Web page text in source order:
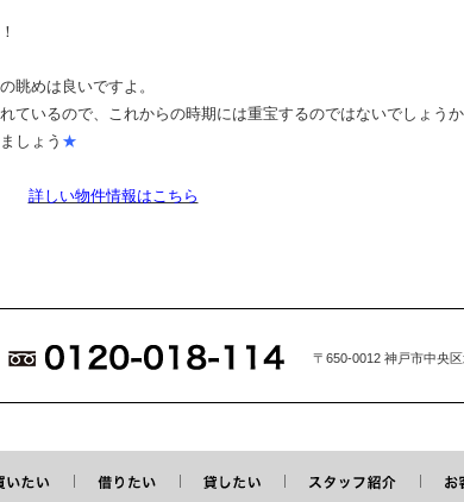
眺めは良いですよ。
ているので、これからの時期には重宝するのではないでしょうか
しょう ★
詳しい物件情報はこちら
〒650-0012 神戸市中央